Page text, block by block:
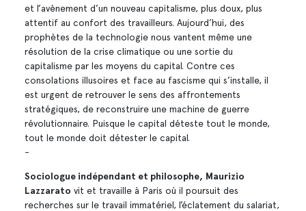
et l’avènement d’un nouveau capitalisme, plus doux, plus
attentif au confort des travailleurs. Aujourd’hui, des
prophètes de la technologie nous vantent même une
résolution de la crise climatique ou une sortie du
capitalisme par les moyens du capital. Contre ces
consolations illusoires et face au fascisme qui s’installe, il
est urgent de retrouver le sens des affrontements
stratégiques, de reconstruire une machine de guerre
révolutionnaire. Puisque le capital déteste tout le monde,
tout le monde doit détester le capital.
-
Sociologue indépendant et philosophe, Maurizio
Lazzarato vit et travaille à Paris où il poursuit des
recherches sur le travail immatériel, l’éclatement du salariat,